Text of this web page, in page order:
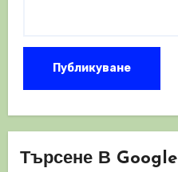
Търсене В Google